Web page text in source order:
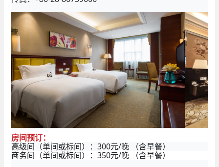
房间预订：
高级间（单间或标间）：300元/晚 （含早餐）
商务间（单间或标间）：350元/晚 （含早餐）